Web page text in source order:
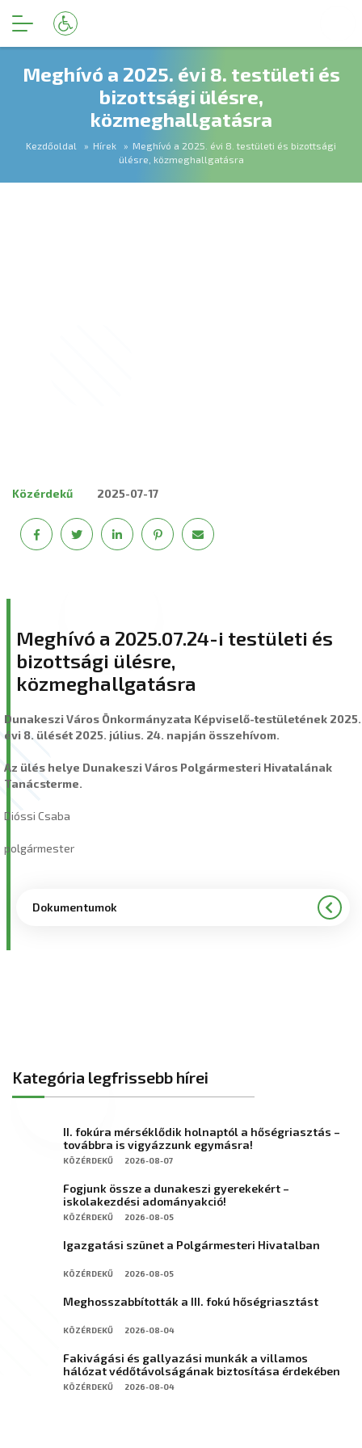
Meghívó a 2025. évi 8. testületi és
bizottsági ülésre,
közmeghallgatásra
Kezdőoldal Hírek
Meghívó a 2025. évi 8. testületi és bizottsági
ülésre, közmeghallgatásra
Közérdekű 2025-07-17
Meghívó a 2025.07.24-i testületi és
bizottsági ülésre,
közmeghallgatásra
Dunakeszi Város Önkormányzata Képviselő-testületének 2025.
évi 8. ülését 2025. július. 24. napján összehívom.
Az ülés helye Dunakeszi Város Polgármesteri Hivatalának
Tanácsterme.
Dióssi Csaba
polgármester
Dokumentumok
Kategória legfrissebb hírei
II. fokúra mérséklődik holnaptól a hőségriasztás –
továbbra is vigyázzunk egymásra!
KÖZÉRDEKŰ 2026-08-07
Fogjunk össze a dunakeszi gyerekekért –
iskolakezdési adományakció!
KÖZÉRDEKŰ 2026-08-05
Igazgatási szünet a Polgármesteri Hivatalban
KÖZÉRDEKŰ 2026-08-05
Meghosszabbították a III. fokú hőségriasztást
KÖZÉRDEKŰ 2026-08-04
Fakivágási és gallyazási munkák a villamos
hálózat védőtávolságának biztosítása érdekében
KÖZÉRDEKŰ 2026-08-04